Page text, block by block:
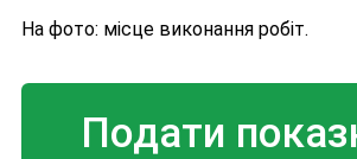
На фото: місце виконання робіт.
Подати